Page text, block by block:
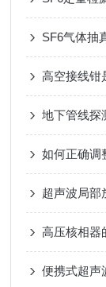
SF6气体抽
地下管线探
如何正确调
高压核相器
便携式超声